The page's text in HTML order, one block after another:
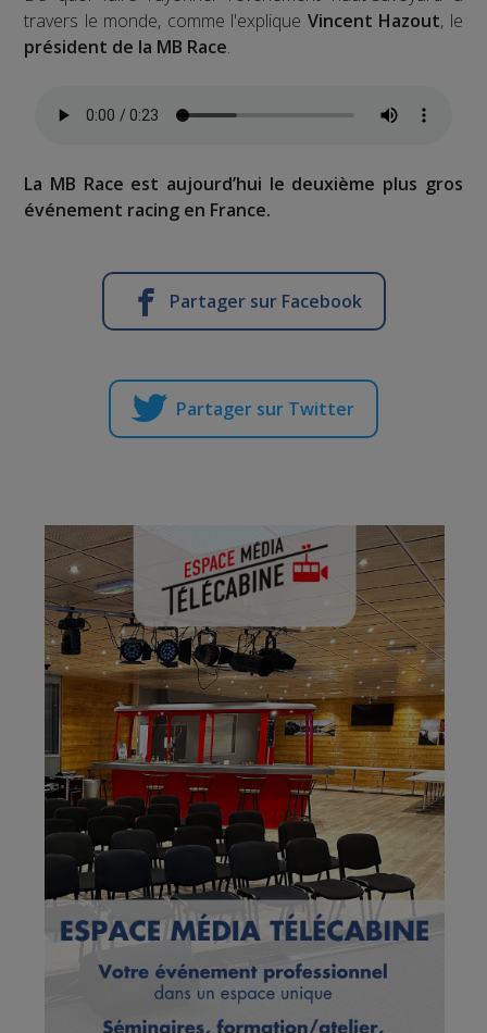
travers le monde, comme l'explique Vincent Hazout, le
président de la MB Race.
La MB Race est aujourd’hui le deuxième plus gros
événement racing en France.
Partager sur Facebook
Partager sur Twitter